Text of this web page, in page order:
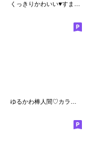
ゆるかわ棒人間♡カラフルmix2